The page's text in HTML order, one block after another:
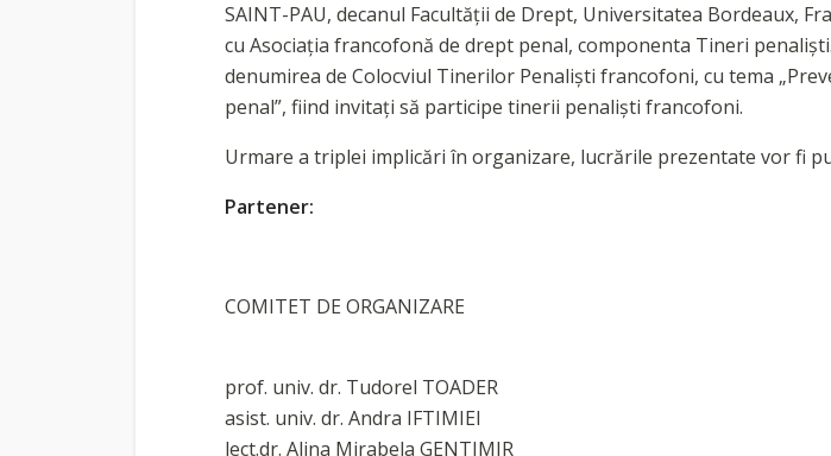
SAINT-PAU, decanul Facultății de Drept, Universitatea Bordeaux,
cu Asociația francofonă de drept penal, componenta Tineri
denumirea de Colocviul Tinerilor Penaliști francofoni, cu tema
penal”, fiind invitați să participe tinerii penaliști francofoni.
Urmare a triplei implicări în organizare, lucrările prezentate vor fi
Partener:
COMITET DE ORGANIZARE
prof. univ. dr. Tudorel TOADER
asist. univ. dr. Andra IFTIMIEI
lect.dr. Alina Mirabela GENTIMIR